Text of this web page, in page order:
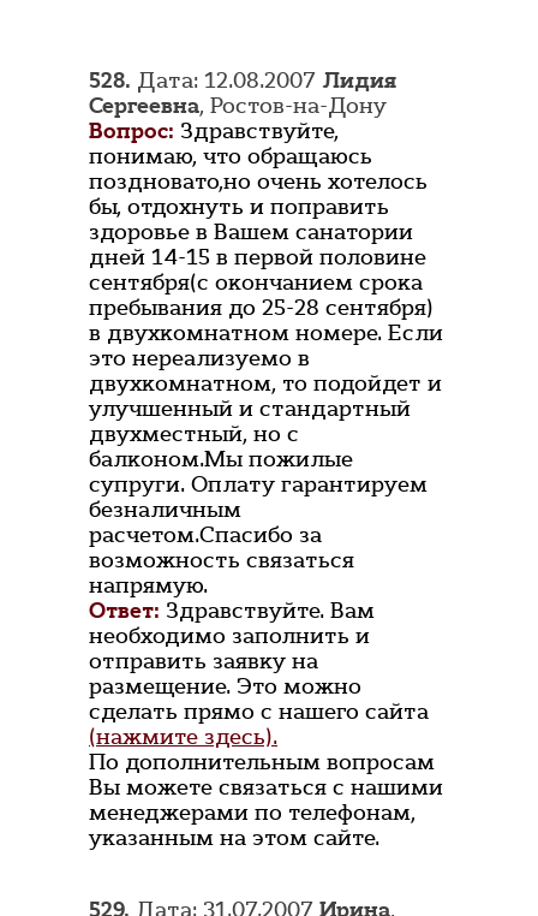
528. Дата: 12.08.2007 Лидия
Сергеевна, Ростов-на-Дону
Вопрос: Здравствуйте,
понимаю, что обращаюсь
поздновато,но очень хотелось
бы, отдохнуть и поправить
здоровье в Вашем санатории
дней 14-15 в первой половине
сентября(с окончанием срока
пребывания до 25-28 сентября)
в двухкомнатном номере. Если
это нереализуемо в
двухкомнатном, то подойдет и
улучшенный и стандартный
двухместный, но с
балконом.Мы пожилые
супруги. Оплату гарантируем
безналичным
расчетом.Спасибо за
возможность связаться
напрямую.
Ответ: Здравствуйте. Вам
необходимо заполнить и
отправить заявку на
размещение. Это можно
сделать прямо с нашего сайта
(нажмите здесь).
По дополнительным вопросам
Вы можете связаться с нашими
менеджерами по телефонам,
указанным на этом сайте.
529. Дата: 31.07.2007 Ирина,